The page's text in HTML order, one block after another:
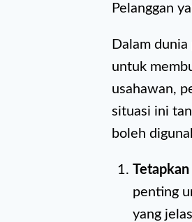
Pelanggan
Dalam
untuk
usahawan,
situasi ini
boleh
penting
yang